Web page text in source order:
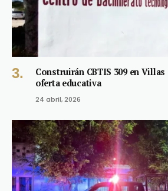
Construirán CBTIS 309 en
oferta educativa
24 abril, 2026